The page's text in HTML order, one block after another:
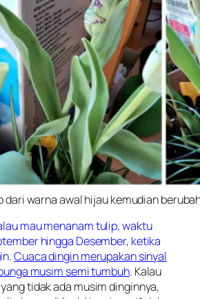
dari warna awal hijau kemudian
mau menanam tulip, waktu
hingga Desember, ketika
Cuaca dingin merupakan sinyal
musim semi tumbuh. Kalau
tidak ada musim dinginnya,